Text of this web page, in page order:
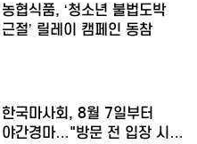
농협식품, ‘청소년 불법도박
근절’ 릴레이 캠페인 동참
한국마사회, 8월 7일부터
야간경마…"방문 전 입장 시…